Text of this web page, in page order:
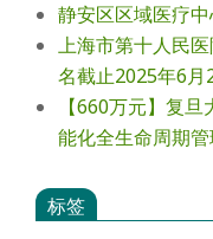
静安区区域医疗
上海市第十人民
名截止2025年6月
【660万元】复
能化全生命周期
标签